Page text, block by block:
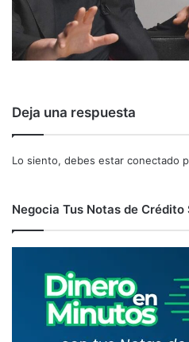
Deja una respuesta
Lo siento, debes estar conectado
Negocia Tus Notas de Crédito